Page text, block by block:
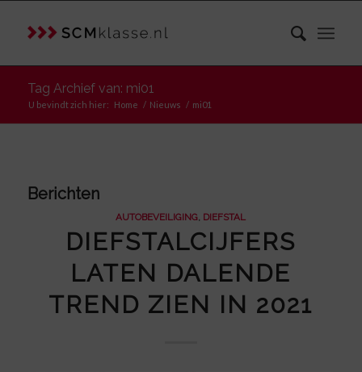
Tag Archief van: mi01
U bevindt zich hier: Home / Nieuws / mi01
Berichten
AUTOBEVEILIGING, DIEFSTAL
DIEFSTALCIJFERS
LATEN DALENDE
TREND ZIEN IN 2021